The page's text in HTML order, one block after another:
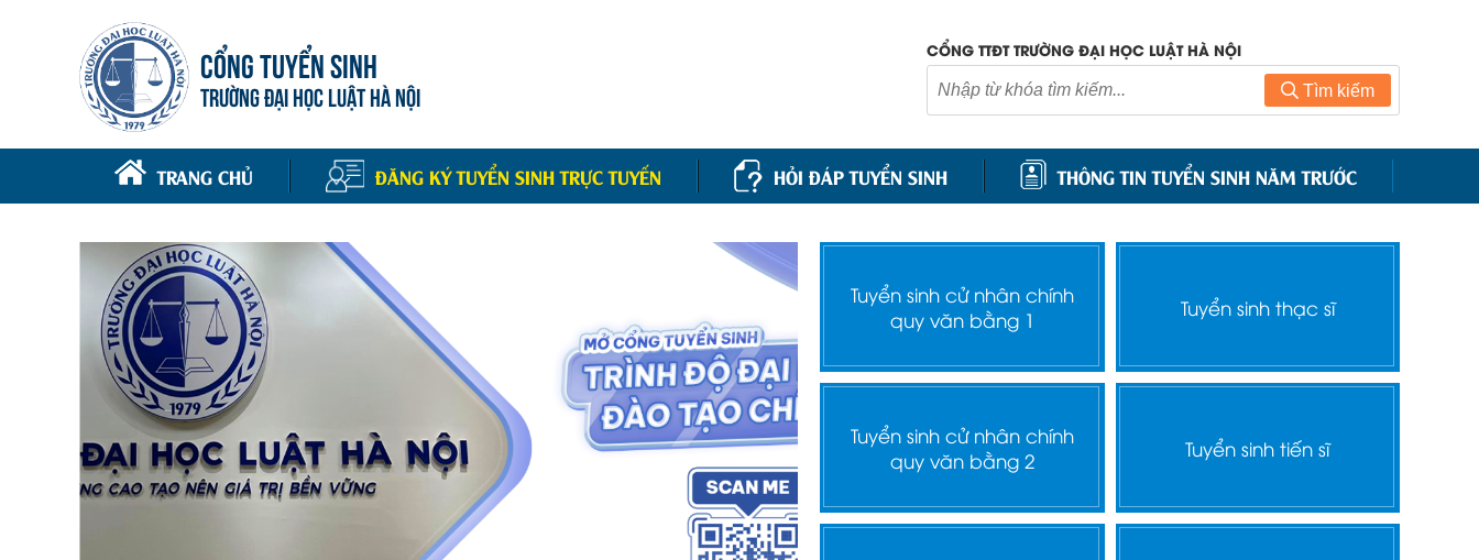
CỔNG TUYỂN SINH
TRƯỜNG ĐẠI HỌC LUẬT HÀ NỘI
CỔNG TTĐT TRƯỜNG ĐẠI HỌC LUẬT HÀ NỘI
Tìm kiếm
TRANG CHỦ ĐĂNG KÝ TUYỂN SINH TRỰC TUYẾN HỎI ĐÁP TUYỂN SINH THÔNG TIN TUYỂN SINH NĂM TRƯỚC
Tuyển sinh cử nhân chính
quy văn bằng 1
Tuyển sinh thạc sĩ
Tuyển sinh cử nhân chính
quy văn bằng 2
Tuyển sinh tiến sĩ